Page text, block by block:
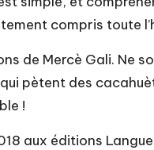
compris toute
de Mercè Gali. Ne
pètent des
!
aux éditions